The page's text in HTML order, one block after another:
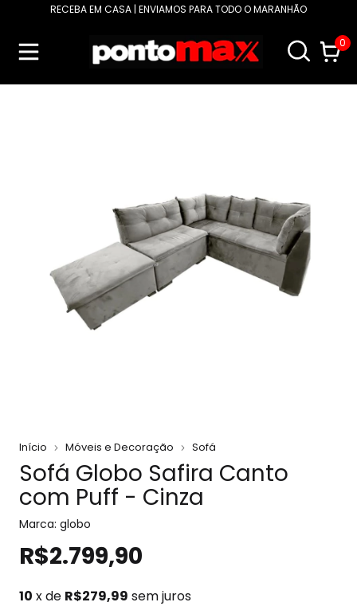
RECEBA EM CASA | ENVIAMOS PARA TODO O MARANHÃO
0
Início Móveis e Decoração Sofá
Sofá Globo Safira Canto
com Puff - Cinza
Marca: globo
R$2.799,90
10 x de R$279,99 sem juros